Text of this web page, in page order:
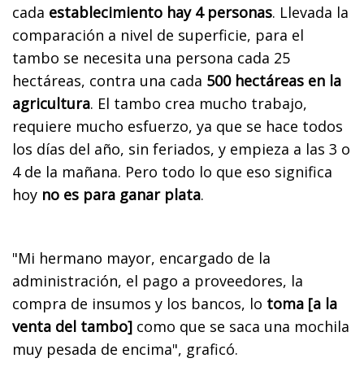
cada establecimiento hay 4 personas. Llevada la
comparación a nivel de superficie, para el
tambo se necesita una persona cada 25
hectáreas, contra una cada 500 hectáreas en la
agricultura. El tambo crea mucho trabajo,
requiere mucho esfuerzo, ya que se hace todos
los días del año, sin feriados, y empieza a las 3 o
4 de la mañana. Pero todo lo que eso significa
hoy no es para ganar plata.
"Mi hermano mayor, encargado de la
administración, el pago a proveedores, la
compra de insumos y los bancos, lo toma [a la
venta del tambo] como que se saca una mochila
muy pesada de encima", graficó.